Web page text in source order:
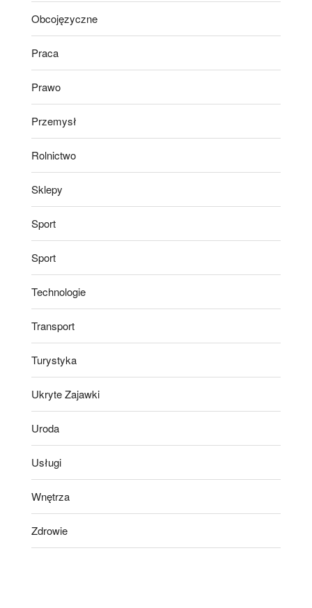
Obcojęzyczne
Praca
Prawo
Przemysł
Rolnictwo
Sklepy
Sport
Sport
Technologie
Transport
Turystyka
Ukryte Zajawki
Uroda
Usługi
Wnętrza
Zdrowie